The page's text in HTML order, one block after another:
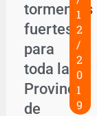
tormentas
fuertes
para
toda la
Provincia
de
1
2
/
2
0
1
9